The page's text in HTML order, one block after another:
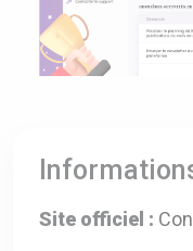
Site officiel :